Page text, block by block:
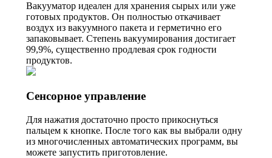
Вакууматор идеален для хранения сырых или уже
готовых продуктов. Он полностью откачивает
воздух из вакуумного пакета и герметично его
запаковывает. Степень вакуумирования достигает
99,9%, существенно продлевая срок годности
продуктов.
Сенсорное управление
Для нажатия достаточно просто прикоснуться
пальцем к кнопке. После того как вы выбрали одну
из многочисленных автоматических программ, вы
можете запустить приготовление.